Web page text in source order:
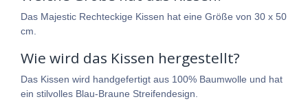
Das Majestic Rechteckige Kissen hat eine Größe von 30 x 50
cm.
Wie wird das Kissen hergestellt?
Das Kissen wird handgefertigt aus 100% Baumwolle und hat
ein stilvolles Blau-Braune Streifendesign.